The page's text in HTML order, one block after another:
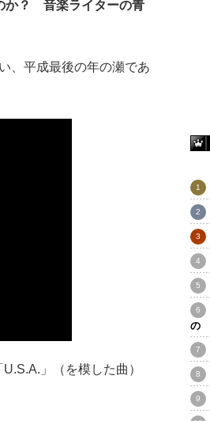
か？ 音楽ライターの青
、平成最後の年の瀬であ
」（を模した曲）
の